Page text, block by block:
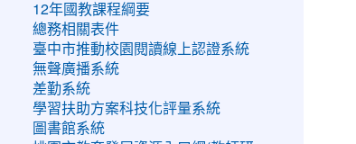
12年國教課程綱要
總務相關表件
臺中市推動校園閱讀線上認證系統
無聲廣播系統
差勤系統
學習扶助方案科技化評量系統
圖書館系統